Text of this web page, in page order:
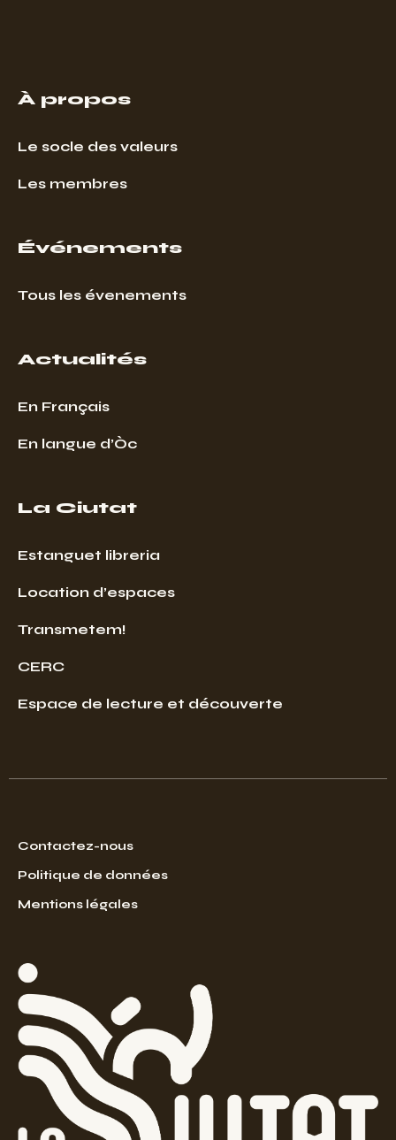
À propos
Le socle des valeurs
Les membres
Événements
Tous les évenements
Actualités
En Français
En langue d’Òc
La Ciutat
Estanguet libreria
Location d’espaces
Transmetem!
CERC
Espace de lecture et découverte
Contactez-nous
Politique de données
Mentions légales